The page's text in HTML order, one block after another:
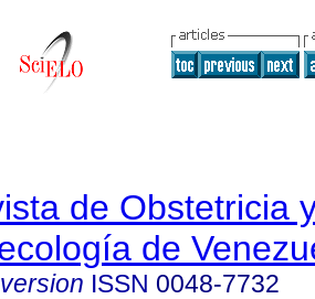
de Obstetricia
de
ISSN 0048-7732